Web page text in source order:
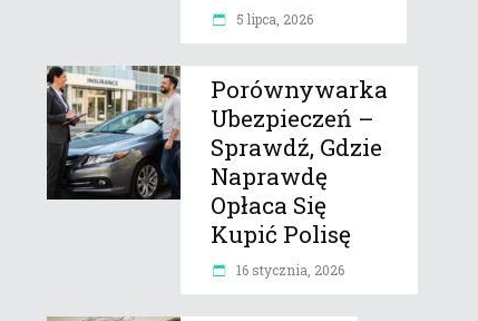
5 lipca, 2026
Porównywarka
Ubezpieczeń –
Sprawdź, Gdzie
Naprawdę
Opłaca Się
Kupić Polisę
16 stycznia, 2026